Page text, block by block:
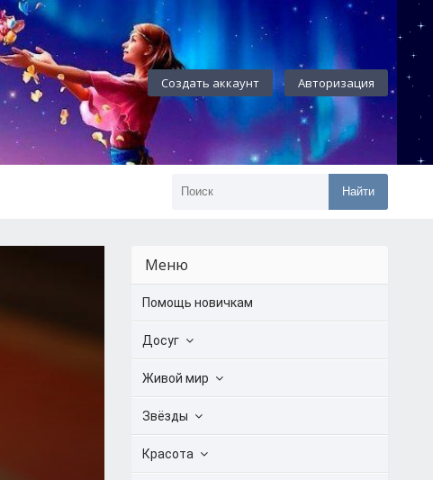
Создать аккаунт Авторизация
Найти
Меню
Помощь новичкам
Досуг
Живой мир
Звёзды
Красота